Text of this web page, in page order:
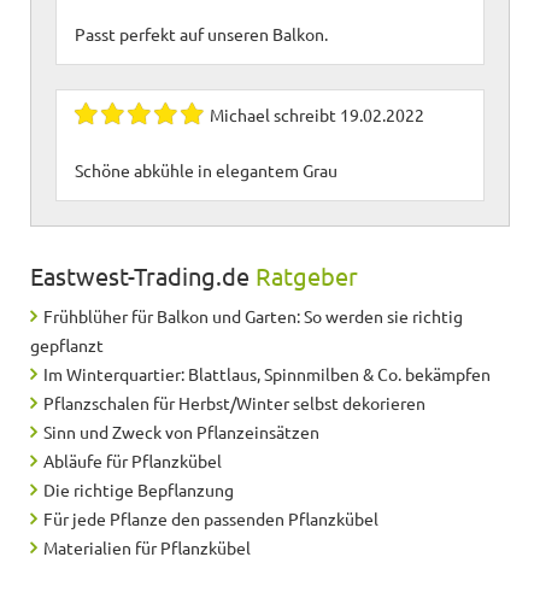
Passt perfekt auf unseren Balkon.
Michael schreibt 19.02.2022
Schöne abkühle in elegantem Grau
Eastwest-Trading.de Ratgeber
Frühblüher für Balkon und Garten: So werden sie richtig
gepflanzt
Im Winterquartier: Blattlaus, Spinnmilben & Co. bekämpfen
Pflanzschalen für Herbst/Winter selbst dekorieren
Sinn und Zweck von Pflanzeinsätzen
Abläufe für Pflanzkübel
Die richtige Bepflanzung
Für jede Pflanze den passenden Pflanzkübel
Materialien für Pflanzkübel